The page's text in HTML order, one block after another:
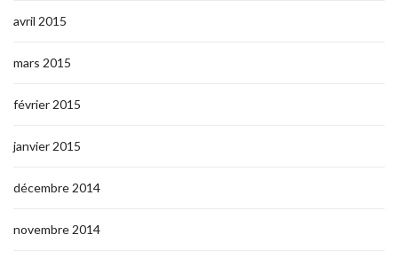
avril 2015
mars 2015
février 2015
janvier 2015
décembre 2014
novembre 2014